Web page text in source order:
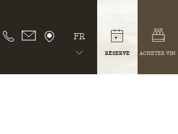
FR
RÉSERVE ACHETER VIN